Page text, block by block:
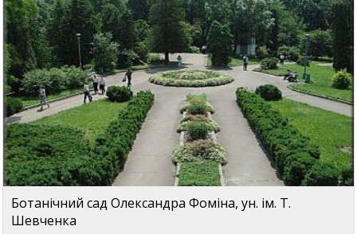
Ботанічний сад Олександра Фоміна, ун. ім. Т.
Шевченка